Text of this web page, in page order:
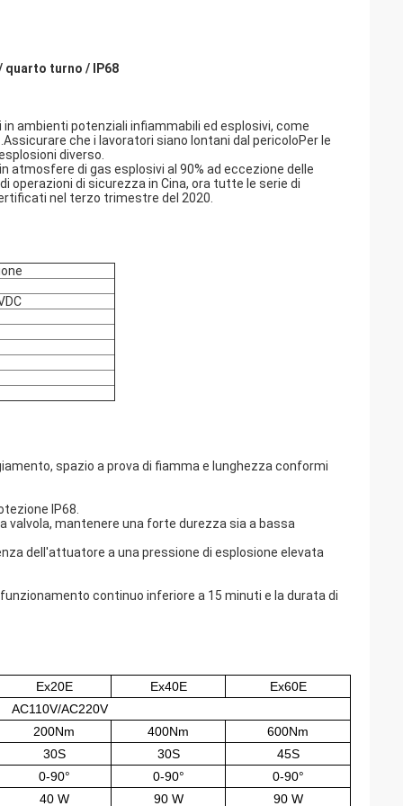
quarto turno / IP68
ambienti potenziali infiammabili ed esplosivi, come
che i lavoratori siano lontani dal pericoloPer le
diverso.
atmosfere di gas esplosivi al 90% ad eccezione delle
operazioni di sicurezza in Cina, ora tutte le serie di
nel terzo trimestre del 2020.
spazio a prova di fiamma e lunghezza conformi
IP68.
valvola, mantenere una forte durezza sia a bassa
dell'attuatore a una pressione di esplosione elevata
continuo inferiore a 15 minuti e la durata di
Ex20E Ex40E
Ex60E
AC110V/AC220V
200Nm 400Nm
600Nm
30S 30S
45S
0-90° 0-90°
0-90°
40 W 90 W
90 W